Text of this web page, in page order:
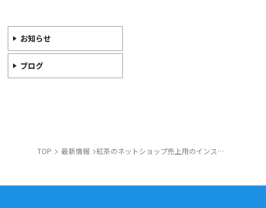
お知らせ
ブログ
TOP 最新情報 紅茶のネットショップ売上用のインスタグラム事例